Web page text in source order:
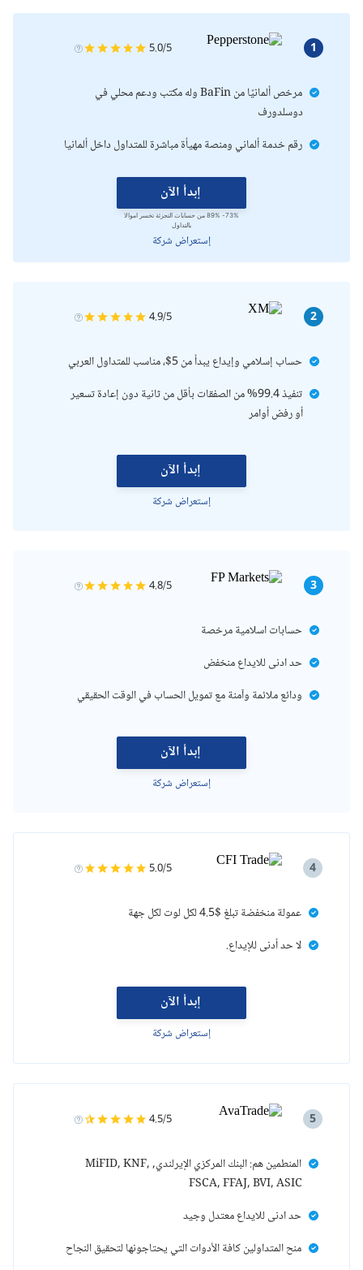
تكاليف شركات الفوركس الموثوقة والمرخصة
الملخص
إبدأ الآن
73%- 89% من حسابات التجزئة تخسر اموالا
بالتداول
إستعراض شركة
1
5.0/5
مرخص ألمانيًا من BaFin وله مكتب ودعم محلي في
دوسلدورف
رقم خدمة ألماني ومنصة مهيأة مباشرة للمتداول داخل ألمانيا
إبدأ الآن
إستعراض شركة
2
4.9/5
حساب إسلامي وإيداع يبدأ من 5$، مناسب للمتداول العربي
تنفيذ 99.4% من الصفقات بأقل من ثانية دون إعادة تسعير
أو رفض أوامر
إبدأ الآن
إستعراض شركة
3
4.8/5
حسابات اسلامية مرخصة
حد ادنى للايداع منخفض
ودائع ملائمة وآمنة مع تمويل الحساب في الوقت الحقيقي
إبدأ الآن
إستعراض شركة
4
5.0/5
عمولة منخفضة تبلغ $4.5 لكل لوت لكل جهة
لا حد أدنى للإيداع.
5
4.5/5
المنطمين هم: البنك المركزي الإيرلندي, MiFID, KNF,
FSCA, FFAJ, BVI, ASIC
حد ادنى للايداع معتدل وجيد
منح المتداولين كافة الأدوات التي يحتاجونها لتحقيق النجاح